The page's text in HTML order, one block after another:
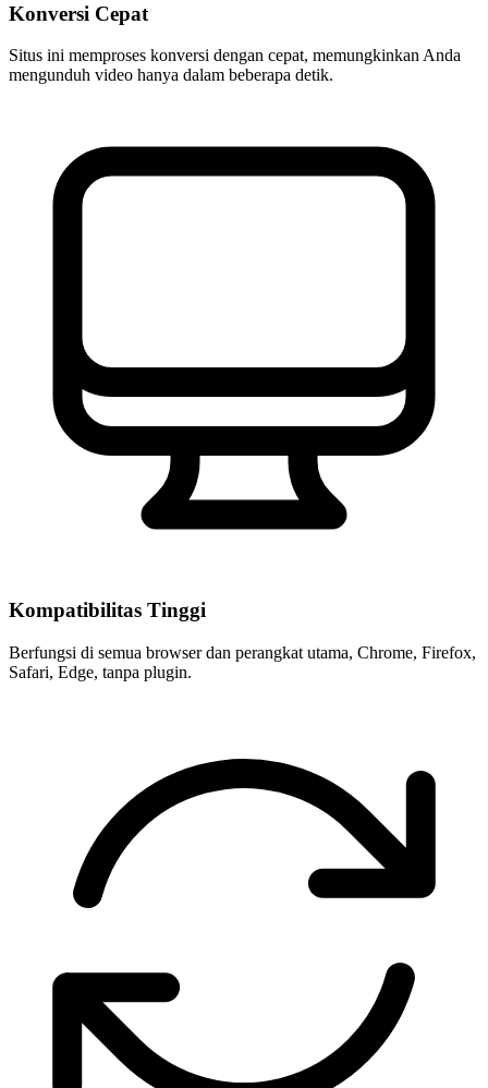
Konversi Cepat
Situs ini memproses konversi dengan cepat, memungkinkan Anda
mengunduh video hanya dalam beberapa detik.
Kompatibilitas Tinggi
Berfungsi di semua browser dan perangkat utama, Chrome, Firefox,
Safari, Edge, tanpa plugin.